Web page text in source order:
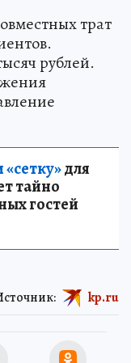
трат
рублей.
для
тайно
гостей
kp.ru